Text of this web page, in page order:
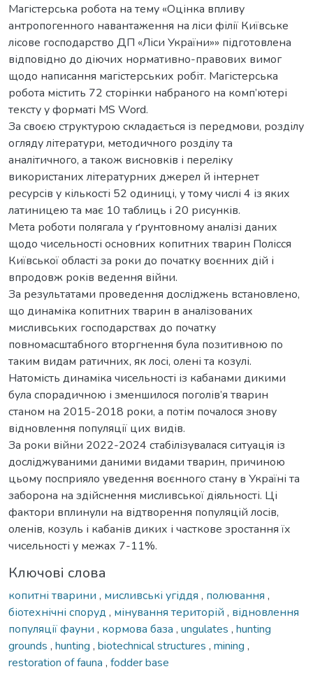
Магістерська робота на тему «Оцінка впливу
антропогенного навантаження на ліси філії Київське
лісове господарство ДП «Ліси України»» підготовлена
відповідно до діючих нормативно-правових вимог
щодо написання магістерських робіт. Магістерська
робота містить 72 сторінки набраного на комп’ютері
тексту у форматі MS Word.
За своєю структурою складається із передмови, розділу
огляду літератури, методичного розділу та
аналітичного, а також висновків і переліку
використаних літературних джерел й інтернет
ресурсів у кількості 52 одиниці, у тому числі 4 із яких
латиницею та має 10 таблиць і 20 рисунків.
Мета роботи полягала у ґрунтовному аналізі даних
щодо чисельності основних копитних тварин Полісся
Київської області за роки до початку воєнних дій і
впродовж років ведення війни.
За результатами проведення досліджень встановлено,
що динаміка копитних тварин в аналізованих
мисливських господарствах до початку
повномасштабного вторгнення була позитивною по
таким видам ратичних, як лосі, олені та козулі.
Натомість динаміка чисельності із кабанами дикими
була спорадичною і зменшилося поголів’я тварин
станом на 2015-2018 роки, а потім почалося знову
відновлення популяції цих видів.
За роки війни 2022-2024 стабілізувалася ситуація із
досліджуваними даними видами тварин, причиною
цьому посприяло уведення воєнного стану в Україні та
заборона на здійснення мисливської діяльності. Ці
фактори вплинули на відтворення популяцій лосів,
оленів, козуль і кабанів диких і часткове зростання їх
чисельності у межах 7-11%.
Ключові слова
копитні тварини , мисливські угіддя , полювання ,
біотехнічні споруд , мінування територій , відновлення
популяції фауни , кормова база , ungulates , hunting
grounds , hunting , biotechnical structures , mining ,
restoration of fauna , fodder base